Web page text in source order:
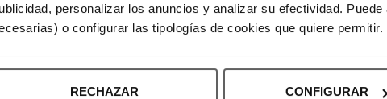
personalizar los anuncios y analizar su efectividad.
o configurar las tipologías de cookies que quiere
RECHAZAR CONFIGURAR